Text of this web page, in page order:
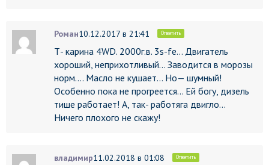
Роман10.12.2017 в 21:41 Ответить
Т- карина 4WD. 2000г.в. 3s-fe… Двигатель
хороший, неприхотливый… Заводится в морозы
норм…. Масло не кушает… Но— шумный!
Особенно пока не прогреется… Ей богу, дизель
тише работает! А, так- работяга двигло…
Ничего плохого не скажу!
владимир11.02.2018 в 01:08 Ответить